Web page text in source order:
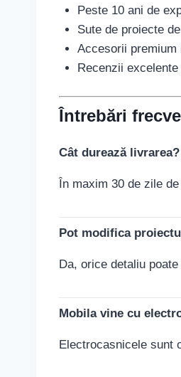
Peste 10 ani de
Sute de proiecte
Accesorii
Recenzii
Întrebări
Cât durează livrarea?
În maxim 30 de zile
Pot modifica
Da, orice detaliu
Mobila vine cu
Electrocasnicele sunt